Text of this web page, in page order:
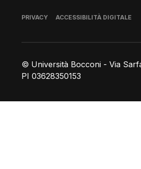
© Università Bocconi - Via
PI 03628350153
Piè di pagina
PRIVACY ACCESSIBILITÀ DIGITALE